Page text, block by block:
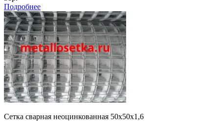
Подробнее
Сетка сварная неоцинкованная 50х50х1,6